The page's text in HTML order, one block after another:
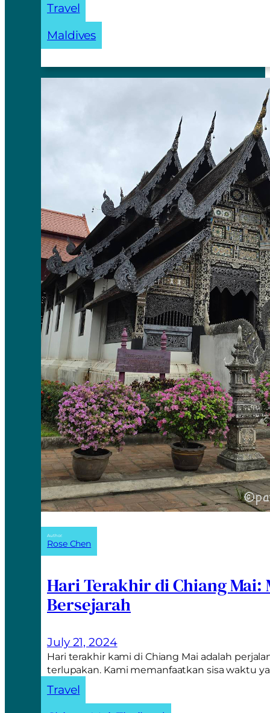
Travel
Maldives
Author:
Rose Chen
Hari Terakhir di Chiang Mai:
Bersejarah
July 21, 2024
Hari terakhir kami di Chiang Mai adalah
terlupakan. Kami memanfaatkan sisa waktu
Travel